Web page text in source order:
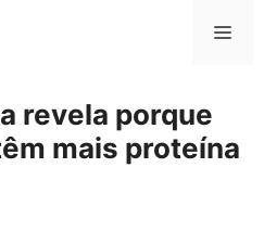
revela porque
mais proteína